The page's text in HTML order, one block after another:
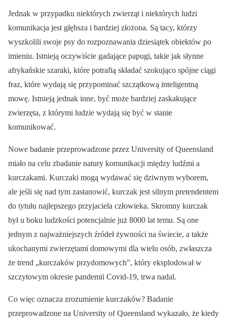
Jednak w przypadku niektórych zwierząt i niektórych ludzi
komunikacja jest głębsza i bardziej złożona. Są tacy, którzy
wyszkolili swoje psy do rozpoznawania dziesiątek obiektów po
imieniu. Istnieją oczywiście gadające papugi, takie jak słynne
afrykańskie szaraki, które potrafią składać szokująco spójne ciągi
fraz, które wydają się przypominać szczątkową inteligentną
mowę. Istnieją jednak inne, być może bardziej zaskakujące
zwierzęta, z którymi ludzie wydają się być w stanie
komunikować.
Nowe badanie przeprowadzone przez University of Queensland
miało na celu zbadanie natury komunikacji między ludźmi a
kurczakami. Kurczaki mogą wydawać się dziwnym wyborem,
ale jeśli się nad tym zastanowić, kurczak jest silnym pretendentem
do tytułu najlepszego przyjaciela człowieka. Skromny kurczak
był u boku ludzkości potencjalnie już 8000 lat temu. Są one
jednym z najważniejszych źródeł żywności na świecie, a także
ukochanymi zwierzętami domowymi dla wielu osób, zwłaszcza
że trend „kurczaków przydomowych”, który eksplodował w
szczytowym okresie pandemii Covid-19, trwa nadal.
Co więc oznacza zrozumienie kurczaków? Badanie
przeprowadzone na University of Queensland wykazało, że kiedy